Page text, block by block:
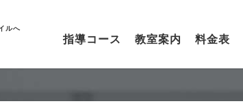
ルへ
指導コース 教室案内 料金表